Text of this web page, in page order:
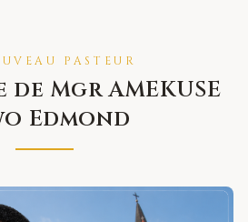
PASTEUR
de Mgr AMEKUSE
Edmond